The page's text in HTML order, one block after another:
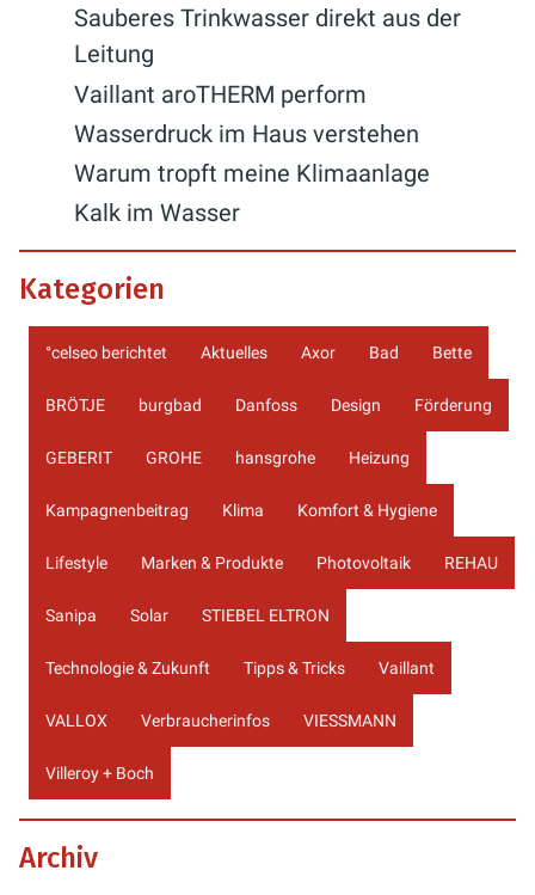
Sauberes Trinkwasser direkt aus der
Leitung
Vaillant aroTHERM perform
Wasserdruck im Haus verstehen
Warum tropft meine Klimaanlage
Kalk im Wasser
Kategorien
°celseo berichtet Aktuelles Axor Bad Bette
BRÖTJE burgbad Danfoss Design Förderung
GEBERIT GROHE hansgrohe Heizung
Kampagnenbeitrag Klima Komfort & Hygiene
Lifestyle Marken & Produkte Photovoltaik REHAU
Sanipa Solar STIEBEL ELTRON
Technologie & Zukunft Tipps & Tricks Vaillant
VALLOX Verbraucherinfos VIESSMANN
Villeroy + Boch
Archiv